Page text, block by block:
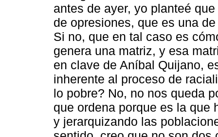
antes de ayer, yo planteé
de opresiones, que es una
Si no, que en tal caso es
genera una matriz, y esa
en clave de Aníbal Quijano,
inherente al proceso de
lo pobre? No, no nos queda
que ordena porque es la que
y jerarquizando las